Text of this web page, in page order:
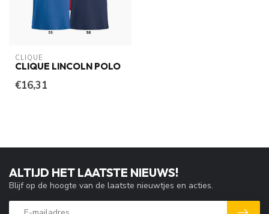
CLIQUE
CLIQUE LINCOLN POLO
€16,31
ALTIJD HET LAATSTE NIEUWS!
Blijf op de hoogte van de laatste nieuwtjes en acties.